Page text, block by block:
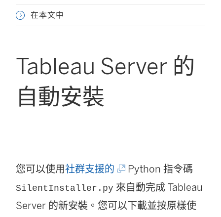
在本文中
Tableau Server 的
自動安裝
您可以使用社群支援的 (
連
結
Python 指令碼
SilentInstaller.py 來自動完成 Tableau
Server 的新安裝。您可以下載並按原樣使